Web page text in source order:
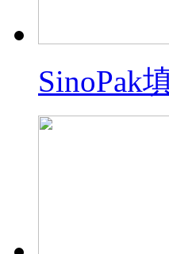
SinoPak